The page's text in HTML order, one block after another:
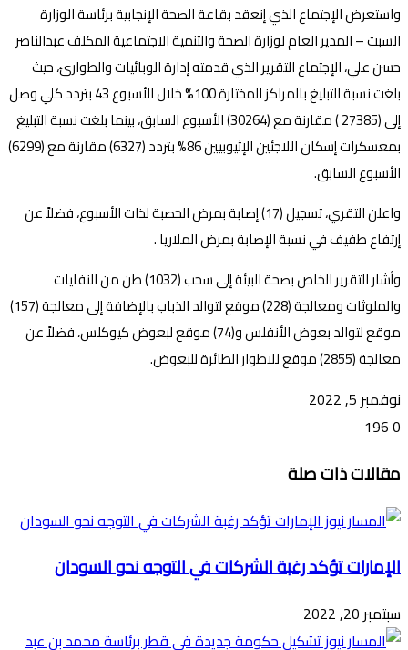
واستعرض الإجتماع الذي إنعقد بقاعة الصحة الإنجابية برئاسة الوزارة
السبت – المدير العام لوزارة الصحة والتنمية الاجتماعية المكلف عبدالناصر
حسن علي، الإجتماع التقرير الذي قدمته إدارة الوبائيات والطوارئ، حيث
بلغت نسبة التبليغ بالمراكز المختارة 100% خلال الأسبوع 43 بتردد كلي وصل
إلى (27385 ) مقارنة مع (30264) الأسبوع السابق، بينما بلغت نسبة التبليغ
بمعسكرات إسكان اللاجئين الإثيوبيين 86% بتردد (6327) مقارنة مع (6299)
الأسبوع السابق.
واعلن التقري، تسجيل (17) إصابة بمرض الحصبة لذات الأسبوع، فضلاً عن
إرتفاع طفيف في نسبة الإصابة بمرض الملاريا .
وأشار التقرير الخاص بصحة البيئة إلى سحب (1032) طن من النفايات
والملوثات ومعالجة (228) موقع لتوالد الذباب بالإضافة إلى معالجة (157)
موقع لتوالد بعوض الأنفلس و(74) موقع لبعوض كيوكلس، فضلاً عن
معالجة (2855) موقع للاطوار الطائرة للبعوض.
نوفمبر 5, 2022
0
عبر
البريد
مقالات ذات صلة
الإمارات تؤكد رغبة الشركات في التوجه نحو السودان
سبتمبر 20, 2022